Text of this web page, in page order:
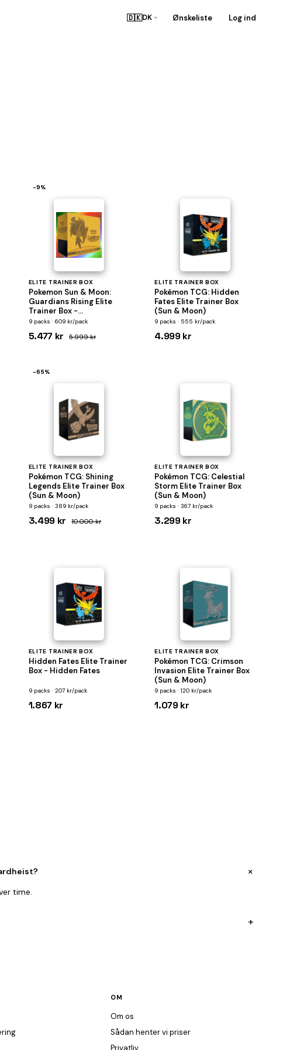
🇩🇰DK Ønskeliste Log ind
−9%
ELITE TRAINER BOX
Pokemon Sun & Moon:
Guardians Rising Elite
Trainer Box -
Turneringsboks for
9 packs · 609 kr/pack
5.477 kr 5.999 kr
ELITE TRAINER BOX
Pokémon TCG: Hidden
Fates Elite Trainer Box
(Sun & Moon)
9 packs · 555 kr/pack
4.999 kr
−65%
ELITE TRAINER BOX
Pokémon TCG: Shining
Legends Elite Trainer Box
(Sun & Moon)
9 packs · 389 kr/pack
3.499 kr 10.000 kr
ELITE TRAINER BOX
Pokémon TCG: Celestial
Storm Elite Trainer Box
(Sun & Moon)
9 packs · 367 kr/pack
3.299 kr
ELITE TRAINER BOX
Hidden Fates Elite Trainer
Box - Hidden Fates
9 packs · 207 kr/pack
1.867 kr
ELITE TRAINER BOX
Pokémon TCG: Crimson
Invasion Elite Trainer Box
(Sun & Moon)
9 packs · 120 kr/pack
1.079 kr
+
time.
+
OM
Om os
Sådan henter vi priser
Privatliv